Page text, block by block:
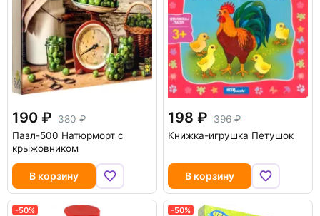
190
380
Пазл-500 Натюрморт с
крыжовником
В корзину
198
396
Книжка-игрушка Петушок
В корзину
-50% -50%